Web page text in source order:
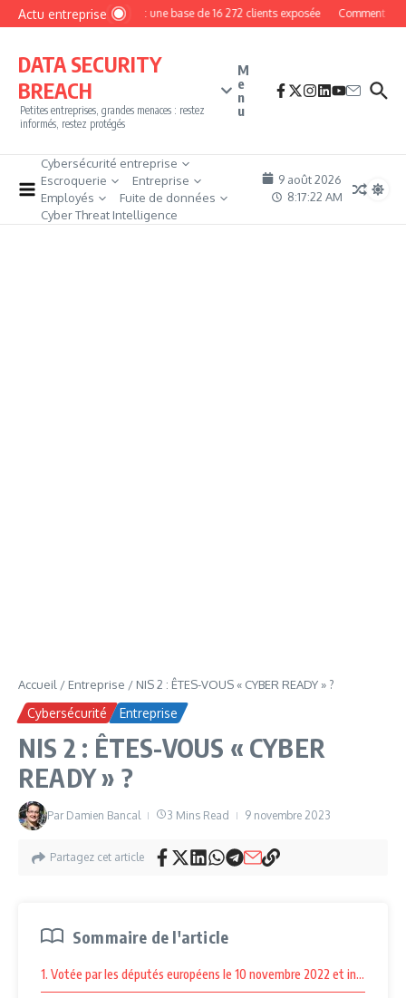
Aller au contenu
Actu entrepriseMyPhoto : une base de 16 272 clients exposée Comment
DATA SECURITY
BREACH
Petites entreprises, grandes menaces : restez
informés, restez protégés
M
e
n
u
Cybersécurité entreprise
Escroquerie
Entreprise
Employés
Fuite de données
Cyber Threat Intelligence
9 août 2026
8:17:23 AM
Accueil / Entreprise / NIS 2 : ÊTES-VOUS « CYBER READY » ?
Cybersécurité Entreprise
NIS 2 : ÊTES-VOUS « CYBER
READY » ?
Par Damien Bancal 3 Mins Read 9 novembre 2023
Partagez cet article
Sommaire de l'article
1. Votée par les députés européens le 10 novembre 2022 et inscrite